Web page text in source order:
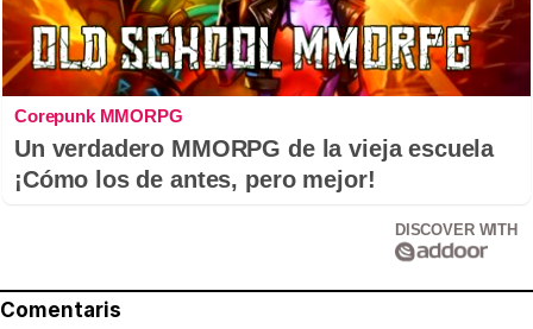
Corepunk MMORPG
Un verdadero MMORPG de la vieja escuela
¡Cómo los de antes, pero mejor!
DISCOVER WITH
Comentaris